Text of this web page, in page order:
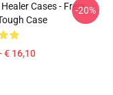
Cases - Freia
Case
€ 16,10
-20%